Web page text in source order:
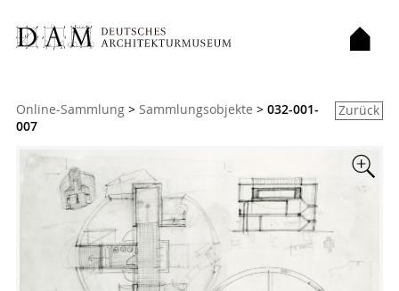
Zurück
Sie sind hier:
Online-Sammlung > Sammlungsobjekte > 032-001-
007
Zoom